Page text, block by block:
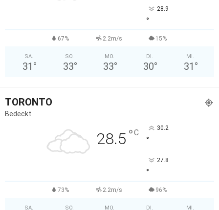
28.9
°
67% 2.2m/s 15%
SA.
31 °
SO.
33°
MO.
33°
DI.
30°
MI.
31 °
TORONTO
Bedeckt
28.5 °C 30.2
°
27.8
°
73% 2.2m/s 96%
SA. SO. MO. DI. MI.